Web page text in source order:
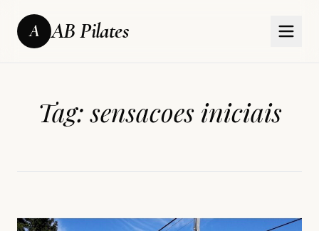
A AB Pilates
Tag:sensacoes iniciais